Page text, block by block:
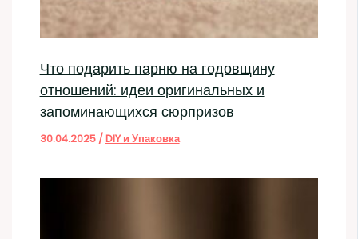
Что подарить парню на годовщину
отношений: идеи оригинальных и
запоминающихся сюрпризов
30.04.2025 /DIY и Упаковка